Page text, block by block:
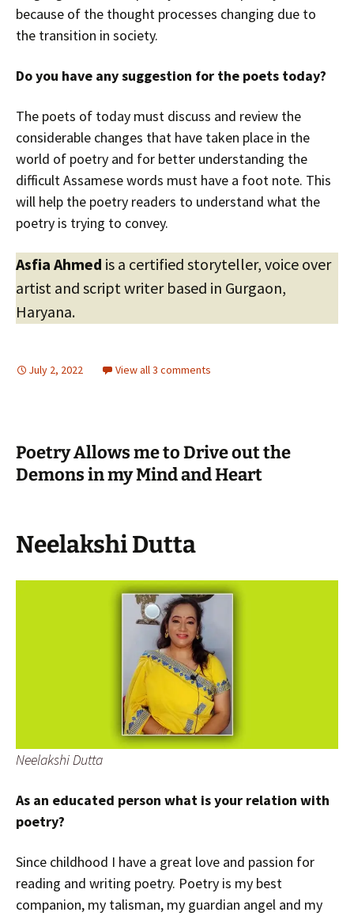
because of the thought processes changing due to
the transition in society.
Do you have any suggestion for the poets today?
The poets of today must discuss and review the
considerable changes that have taken place in the
world of poetry and for better understanding the
difficult Assamese words must have a foot note. This
will help the poetry readers to understand what the
poetry is trying to convey.
Asfia Ahmed is a certified storyteller, voice over
artist and script writer based in Gurgaon,
Haryana.
July 2, 2022 View all 3 comments
Poetry Allows me to Drive out the
Demons in my Mind and Heart
Neelakshi Dutta
Neelakshi Dutta
As an educated person what is your relation with
poetry?
Since childhood I have a great love and passion for
reading and writing poetry. Poetry is my best
companion, my talisman, my guardian angel and my